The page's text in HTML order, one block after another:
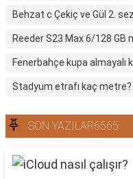
Behzat c Çekiç ve Gül 2.
Reeder S23 Max 6/128 GB
Fenerbahçe kupa almayalı
Stadyum etrafı kaç metre?
SON YAZILAR6565